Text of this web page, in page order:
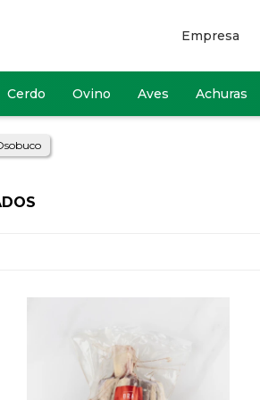
Cerdo Ovino Aves Achuras
Empresa